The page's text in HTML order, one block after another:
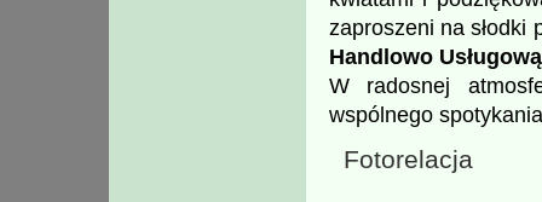
zaproszeni na
Handlowo
W radosnej
wspólnego
Fotorelacja